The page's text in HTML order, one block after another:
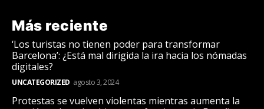
Más reciente
‘Los turistas no tienen poder para transformar
Barcelona’: ¿Está mal dirigida la ira hacia los nómadas
digitales?
UNCATEGORIZED agosto 3, 2024
Protestas se vuelven violentas mientras aumenta la